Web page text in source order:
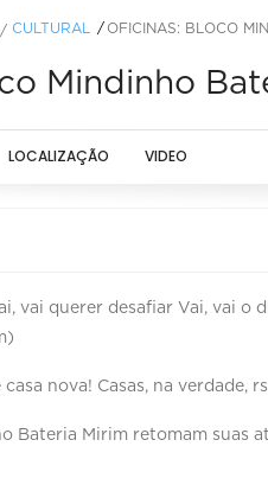
/ CULTURAL OFICINAS: BLOCO
Mindinho
LOCALIZAÇÃO VIDEO
vai querer desafiar Vai, vai o
nova! Casas, na verdade,
Bateria Mirim retomam suas